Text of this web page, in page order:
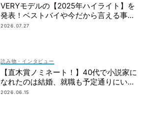
VERYモデルの【2025年ハイライト】を
発表！ベストバイや今だから言える事件
簿も大公開
2026.07.27
読み物・インタビュー
【直木賞ノミネート！】40代で小説家に
なれたのは結婚、就職も予定通りにいか
なかったから｜朝倉かすみさん
2026.06.15